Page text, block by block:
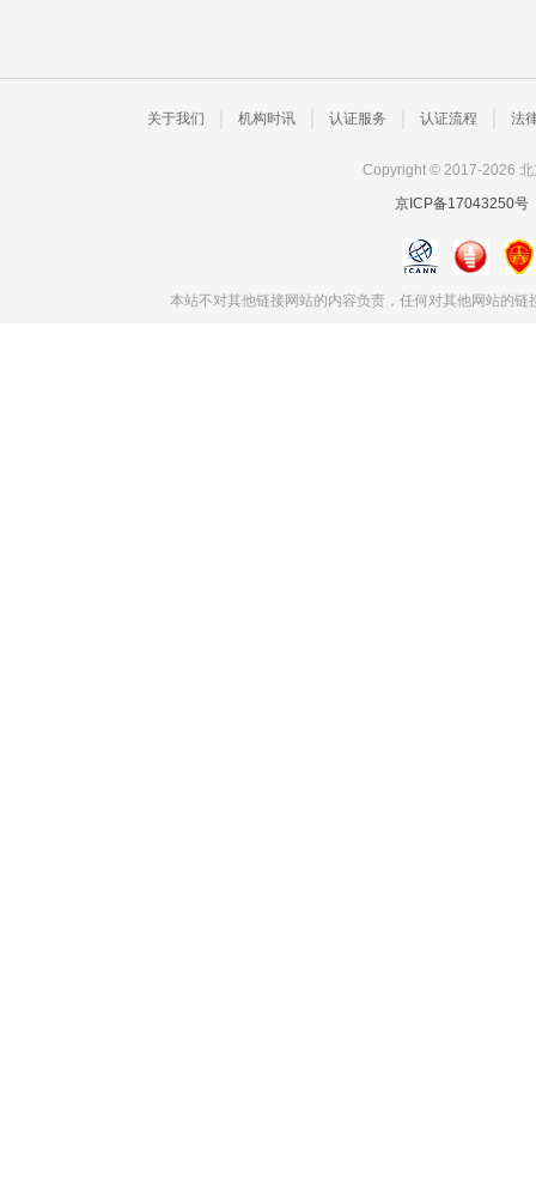
关于我们 机构时讯 认证服务 认证流程 法
Copyright © 2017-2026 北
京ICP备17043250号
本站不对其他链接网站的内容负责，任何对其他网站的